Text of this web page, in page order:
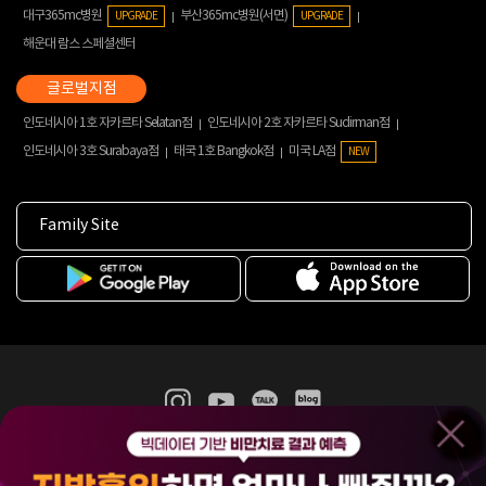
대구365mc병원 UPGRADE 부산365mc병원(서면) UPGRADE
해운대 람스 스페셜센터
인도네시아 1호 자카르타 Selatan점
인도네시아 2호 자카르타 Sudirman점
인도네시아 3호 Surabaya점
태국 1호 Bangkok점 미국 LA점 NEW
Family Site
365mc 병·의원 이용약관
홈페이지 이용약관
비급여진료수가